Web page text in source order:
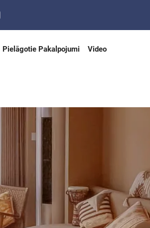
Pielāgotie Pakalpojumi Video